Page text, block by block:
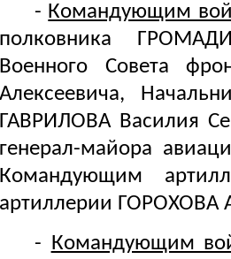
- Командующим
полковника
Военного Совета
Алексеевича,
ГАВРИЛОВА Василия
генерал-майора
Командующим
артиллерии ГОРОХОВА
- Командующим